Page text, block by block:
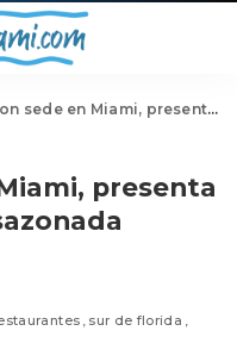
Miami, presenta la galleta de arepa sazonada "Everything"
presenta
sur de florida